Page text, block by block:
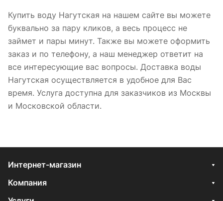
Купить воду Нагутская на нашем сайте вы можете
буквально за пару кликов, а весь процесс не
займет и пары минут. Также вы можете оформить
заказ и по телефону, а наш менеджер ответит на
все интересующие вас вопросы. Доставка воды
Нагутская осуществляется в удобное для Вас
время. Услуга доступна для заказчиков из Москвы
и Московской области.
Интернет-магазин
Компания